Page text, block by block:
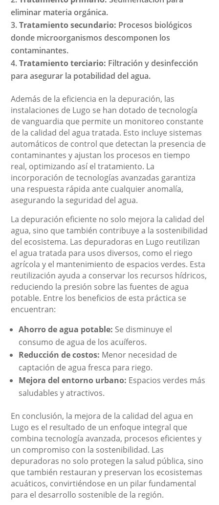
eliminar materia orgánica.
Tratamiento secundario: Procesos biológicos
donde microorganismos descomponen los
contaminantes.
Tratamiento terciario: Filtración y desinfección
para asegurar la potabilidad del agua.
Además de la eficiencia en la depuración, las
instalaciones de Lugo se han dotado de tecnología
de vanguardia que permite un monitoreo constante
de la calidad del agua tratada. Esto incluye sistemas
automáticos de control que detectan la presencia de
contaminantes y ajustan los procesos en tiempo
real, optimizando así el tratamiento. La
incorporación de tecnologías avanzadas garantiza
una respuesta rápida ante cualquier anomalía,
asegurando la seguridad del agua.
La depuración eficiente no solo mejora la calidad del
agua, sino que también contribuye a la sostenibilidad
del ecosistema. Las depuradoras en Lugo reutilizan
el agua tratada para usos diversos, como el riego
agrícola y el mantenimiento de espacios verdes. Esta
reutilización ayuda a conservar los recursos hídricos,
reduciendo la presión sobre las fuentes de agua
potable. Entre los beneficios de esta práctica se
encuentran:
Ahorro de agua potable: Se disminuye el
consumo de agua de los acuíferos.
Reducción de costos: Menor necesidad de
captación de agua fresca para riego.
Mejora del entorno urbano: Espacios verdes más
saludables y atractivos.
En conclusión, la mejora de la calidad del agua en
Lugo es el resultado de un enfoque integral que
combina tecnología avanzada, procesos eficientes y
un compromiso con la sostenibilidad. Las
depuradoras no solo protegen la salud pública, sino
que también restauran y preservan los ecosistemas
acuáticos, convirtiéndose en un pilar fundamental
para el desarrollo sostenible de la región.